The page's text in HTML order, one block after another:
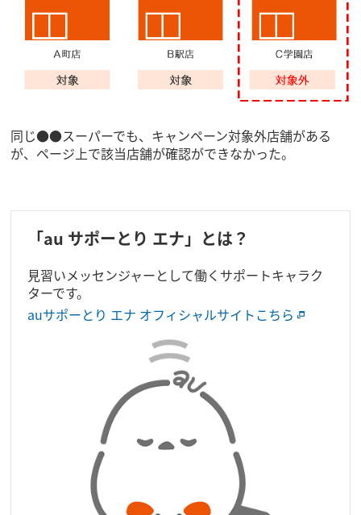
同じ●●スーパーでも、キャンペーン対象外店舗がある
が、ページ上で該当店舗が確認ができなかった。
「au サポーとり エナ」とは？
見習いメッセンジャーとして働くサポートキャラク
ターです。
auサポーとり エナ オフィシャルサイトこちら